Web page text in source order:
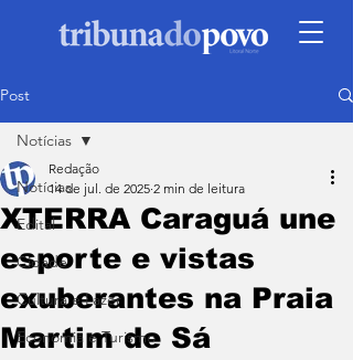
Post
Notícias
Edital
Cidade
Cultura e Lazer
Economia e Turismo
Notícias
XTERRA Caraguá une
esporte e vistas
exuberantes na Praia
Martim de Sá
Redação
14 de jul. de 2025 2 min de leitura